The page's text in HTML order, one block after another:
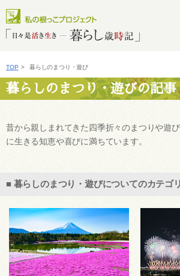
TOP > 暮らしのまつり・遊び
暮らしのまつり・遊びの記事
昔から親しまれてきた四季折々のまつりや遊
に生きる知恵や喜びに満ちています。
■ 暮らしのまつり・遊びについてのカテゴリ